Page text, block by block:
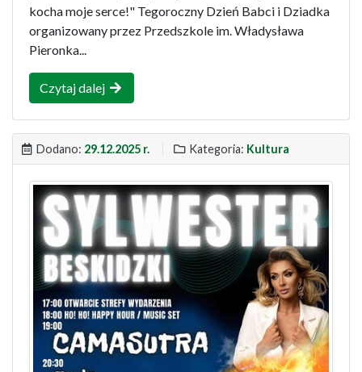
kocha moje serce!" Tegoroczny Dzień Babci i Dziadka
organizowany przez Przedszkole im. Władysława
Pieronka...
Czytaj dalej
Dodano: 29.12.2025 r. Kategoria: Kultura